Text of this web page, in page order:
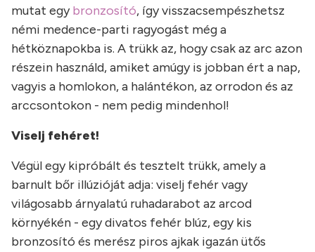
mutat egybronzosító, így visszacsempészhetsz
némi medence-parti ragyogást még a
hétköznapokba is. A trükk az, hogy csak az arc azon
részein használd, amiket amúgy is jobban ért a nap,
vagyis a homlokon, a halántékon, az orrodon és az
arccsontokon - nem pedig mindenhol!
Viselj fehéret!
Végül egy kipróbált és tesztelt trükk, amely a
barnult bőr illúzióját adja: viselj fehér vagy
világosabb árnyalatú ruhadarabot az arcod
környékén - egy divatos fehér blúz, egy kis
bronzosító és merész piros ajkak igazán ütős